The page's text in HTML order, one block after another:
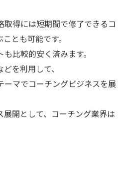
取得には短期間で修了できるコ
とも可能です。
比較的安く済みます。
を利用して、
ーマでコーチングビジネスを展
開として、コーチング業界は